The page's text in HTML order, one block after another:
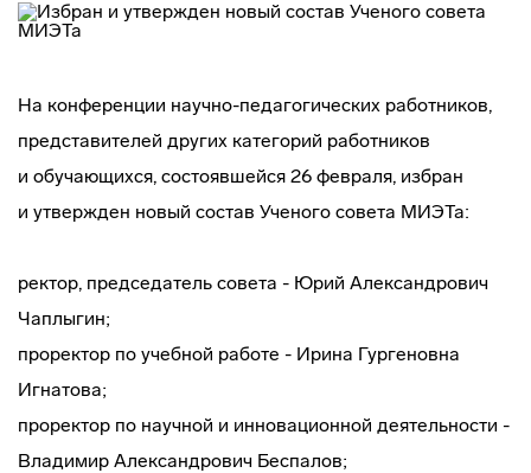
На конференции научно-педагогических работников,
представителей других категорий работников
и обучающихся, состоявшейся 26 февраля, избран
и утвержден новый состав Ученого совета МИЭТа:
ректор, председатель совета - Юрий Александрович
Чаплыгин;
проректор по учебной работе - Ирина Гургеновна
Игнатова;
проректор по научной и инновационной деятельности -
Владимир Александрович Беспалов;